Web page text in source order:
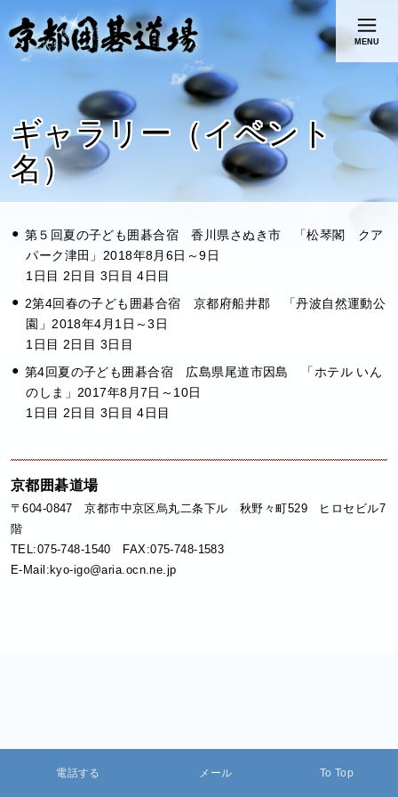
MENU
ギャラリー（イベント
名）
第５回夏の子ども囲碁合宿 香川県さぬき市 「松琴閣 クア
パーク津田」2018年8月6日～9日
1日目 2日目 3日目 4日目
2第4回春の子ども囲碁合宿 京都府船井郡 「丹波自然運動公
園」2018年4月1日～3日
1日目 2日目 3日目
第4回夏の子ども囲碁合宿 広島県尾道市因島 「ホテル いん
のしま」2017年8月7日～10日
1日目 2日目 3日目 4日目
京都囲碁道場
〒604-0847 京都市中京区烏丸二条下ル 秋野々町529 ヒロセビル7
階
TEL:075-748-1540 FAX:075-748-1583
E-Mail:kyo-igo@aria.ocn.ne.jp
電話する メール To Top